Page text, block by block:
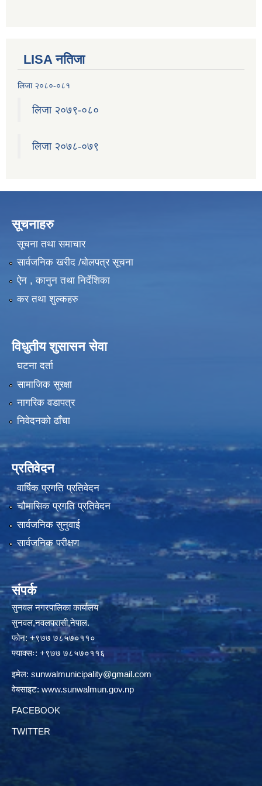
LISA नतिजा
लिजा २०८०-०८१
लिजा २०७९-०८०
लिजा २०७८-०७९
सूचनाहरु
सूचना तथा समाचार
सार्वजनिक खरीद /बोलपत्र सूचना
ऐन , कानुन तथा निर्देशिका
कर तथा शुल्कहरु
विधुतीय शुसासन सेवा
घटना दर्ता
सामाजिक सुरक्षा
नागरिक वडापत्र
निवेदनको ढाँचा
प्रतिवेदन
वार्षिक प्रगति प्रतिवेदन
चौमासिक प्रगति प्रतिवेदन
सार्वजनिक सुनुवाई
सार्वजनिक परीक्षण
संपर्क
सुनवल नगरपालिका कार्यालय
सुनवल,नवलपरासी,नेपाल.
फोन: +९७७ ७८५७०११०
फ्याक्सः: +९७७ ७८५७०११६
इमेल: sunwalmunicipality@gmail.com
वेबसाइट: www.sunwalmun.gov.np
FACEBOOK
TWITTER